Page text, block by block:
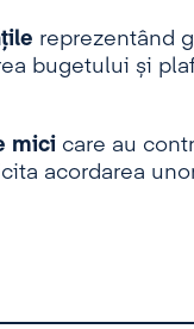
reprezentând
bugetului și
mici care au
acordarea